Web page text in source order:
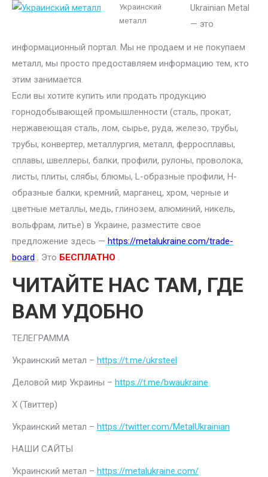
Украинский
металл
Ukrainian Metal
— это
информационный портал. Мы не продаем и не покупаем
металл, мы просто предоставляем информацию тем, кто
этим занимается.
Если вы хотите купить или продать продукцию
горнодобывающей промышленности (сталь, прокат,
нержавеющая сталь, лом, сырье, руда, железо, трубы,
трубы, конвертер, металлургия, металл, ферросплавы,
сплавы, швеллеры, балки, профили, рулоны, проволока,
листы, плиты, слябы, блюмы, L-образные профили, H-
образные балки, кремний, марганец, хром, черные и
цветные металлы, медь, глинозем, алюминий, никель,
вольфрам, литье) в Украине, разместите свое
предложение здесь — https://metalukraine.com/trade-
board . Это БЕСПЛАТНО .
ЧИТАЙТЕ НАС ТАМ, ГДЕ
ВАМ УДОБНО
ТЕЛЕГРАММА
Украинский метал – https://t.me/ukrsteel
Деловой мир Украины – https://t.me/bwaukraine
Х (Твиттер)
Украинский метал – https://twitter.com/MetalUkrainian
НАШИ САЙТЫ
Украинский метал – https://metalukraine.com/